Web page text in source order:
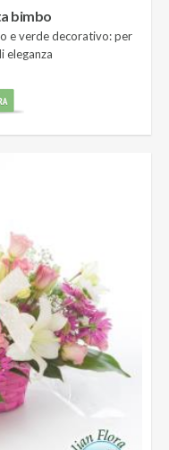
bimbo
e verde decorativo: per
eleganza